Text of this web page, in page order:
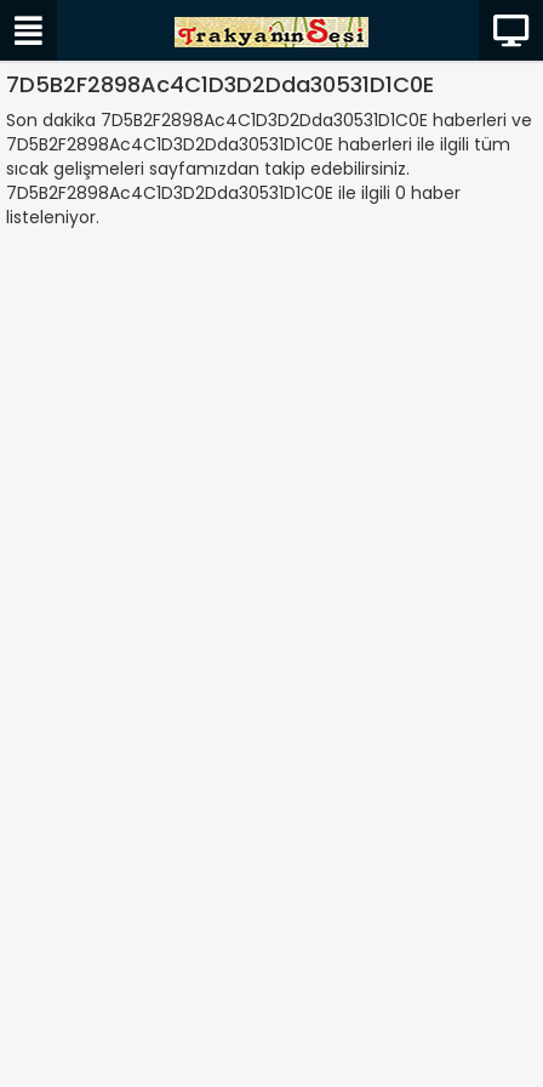
7D5B2F2898Ac4C1D3D2Dda30531D1C0E
Son dakika 7D5B2F2898Ac4C1D3D2Dda30531D1C0E haberleri ve
7D5B2F2898Ac4C1D3D2Dda30531D1C0E haberleri ile ilgili tüm
sıcak gelişmeleri sayfamızdan takip edebilirsiniz.
7D5B2F2898Ac4C1D3D2Dda30531D1C0E ile ilgili 0 haber
listeleniyor.